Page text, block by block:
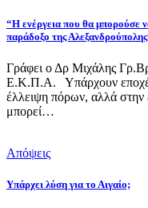
“Η ενέργεια που θα μπορούσε
παράδοξο της
Γράφει ο Δρ Μιχάλης
Ε.Κ.Π.Α. Υπάρχουν εποχές
έλλειψη πόρων, αλλά στην
μπορεί…
Απόψεις
Υπάρχει λύση για το Αιγαίο;